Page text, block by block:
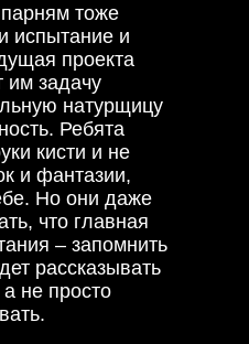
тоже
испытание и
проекта
им задачу
натурщицу
Ребята
кисти и не
и фантазии,
Но они даже
что главная
– запомнить
рассказывать
не просто